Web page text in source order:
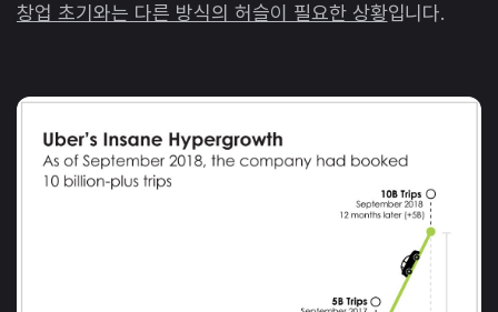
창업 초기와는 다른 방식의 허슬이 필요한 상황입니다.